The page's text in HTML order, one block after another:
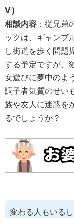
V）
相談内容 ：従兄弟
ックは、ギャンブ
し街道を歩く問題
する予定ですが、
女遊びに夢中のよ
調子者気質のせい
族や友人に迷惑を
るでしょうか？
変わる人もいる